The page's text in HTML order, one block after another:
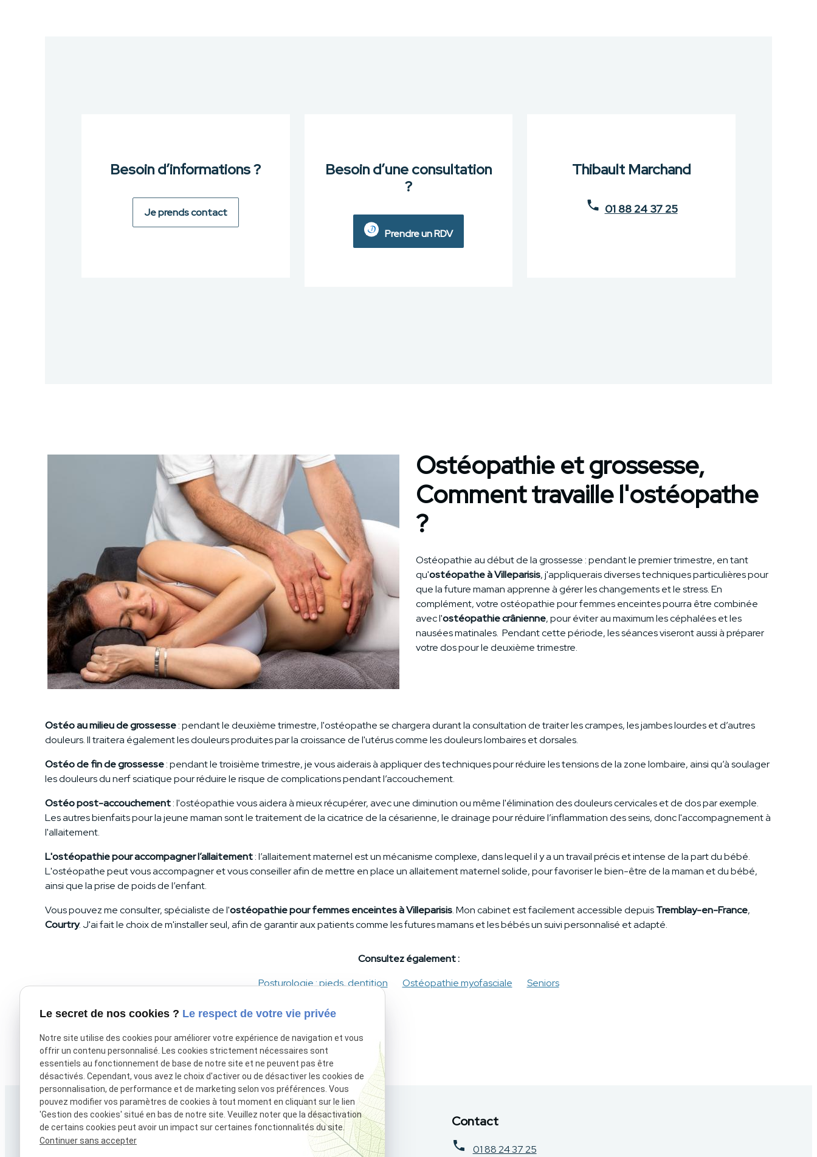
Besoin d’informations ?
Je prends contact
Besoin d’une consultation
?
Prendre un RDV
Thibault Marchand
01 88 24 37 25
Ostéopathie et grossesse,
Comment travaille l'ostéopathe
?
Ostéopathie au début de la grossesse : pendant le premier trimestre, en tant
qu'ostéopathe à Villeparisis, j'appliquerais diverses techniques particulières pour
que la future maman apprenne à gérer les changements et le stress. En
complément, votre ostéopathie pour femmes enceintes pourra être combinée
avec l'ostéopathie crânienne, pour éviter au maximum les céphalées et les
nausées matinales. Pendant cette période, les séances viseront aussi à préparer
votre dos pour le deuxième trimestre.
Ostéo au milieu de grossesse: pendant le deuxième trimestre, l'ostéopathe se chargera durant la consultation de traiter les crampes, les jambes lourdes et d’autres
douleurs. Il traitera également les douleurs produites par la croissance de l'utérus comme les douleurs lombaires et dorsales.
Ostéo de fin de grossesse: pendant le troisième trimestre, je vous aiderais à appliquer des techniques pour réduire les tensions de la zone lombaire, ainsi qu’à soulager
les douleurs du nerf sciatique pour réduire le risque de complications pendant l’accouchement.
Ostéo post-accouchement: l'ostéopathie vous aidera à mieux récupérer, avec une diminution ou même l'élimination des douleurs cervicales et de dos par exemple.
Les autres bienfaits pour la jeune maman sont le traitement de la cicatrice de la césarienne, le drainage pour réduire l’inflammation des seins, donc l'accompagnement à
l'allaitement.
L'ostéopathie pour accompagner l’allaitement: l’allaitement maternel est un mécanisme complexe, dans lequel il y a un travail précis et intense de la part du bébé.
L'ostéopathe peut vous accompagner et vous conseiller afin de mettre en place un allaitement maternel solide, pour favoriser le bien-être de la maman et du bébé,
ainsi que la prise de poids de l’enfant.
Vous pouvez me consulter, spécialiste de l'ostéopathie pour femmes enceintes à Villeparisis. Mon cabinet est facilement accessible depuisTremblay-en-France,
Courtry. J'ai fait le choix de m'installer seul, afin de garantir aux patients comme les futures mamans et les bébés un suivi personnalisé et adapté.
Consultez également :
Posturologie : pieds, dentition
Ostéopathie myofasciale Seniors
Contact
01 88 24 37 25
Le secret de nos cookies ? Le respect de votre vie privée
Notre site utilise des cookies pour améliorer votre expérience de navigation et vous
offrir un contenu personnalisé. Les cookies strictement nécessaires sont
essentiels au fonctionnement de base de notre site et ne peuvent pas être
désactivés. Cependant, vous avez le choix d'activer ou de désactiver les cookies de
personnalisation, de performance et de marketing selon vos préférences. Vous
pouvez modifier vos paramètres de cookies à tout moment en cliquant sur le lien
'Gestion des cookies' situé en bas de notre site. Veuillez noter que la désactivation
de certains cookies peut avoir un impact sur certaines fonctionnalités du site.
Continuer sans accepter